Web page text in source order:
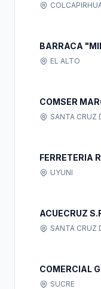
BARRACA
EL ALTO
COMSER
SANTA CRUZ
FERRETERIA
UYUNI
ACUECRUZ
SANTA CRUZ
COMERCIAL
SUCRE